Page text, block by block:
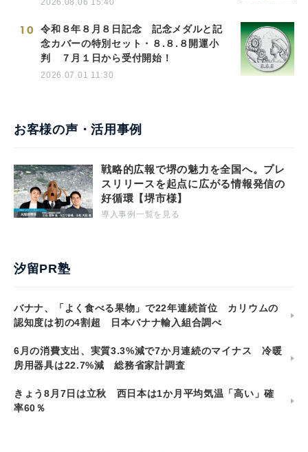
2026.08.06 15:40
10
令和８年８月８日記念 記念メダルと記
念カバーの特別セット・８.８.８開運小
判 ７月１日から受付開始！
2026.07.01 11:30
お客様の声・活用事例
戦略的広報で堺の魅力を全国へ。プレ
スリリースを起点に広がる情報発信の
好循環【堺市様】
導入事例一覧を見る
汐留PR塾
バナナ、「よく食べる果物」で22年連続首位 カリウムの
認知度は初の4割超 日本バナナ輸入組合調べ
6月の消費支出、実質3.3%減で7か月連続のマイナス 冷暖
房用器具は22.7%減 総務省家計調査
きょう8月7日は立秋 西日本は1か月平均気温「高い」確
率60％